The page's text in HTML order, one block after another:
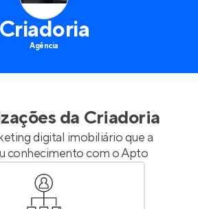
Criadoria
Agência
da Criadoria
digital imobiliário que a
conhecimento com o Apto